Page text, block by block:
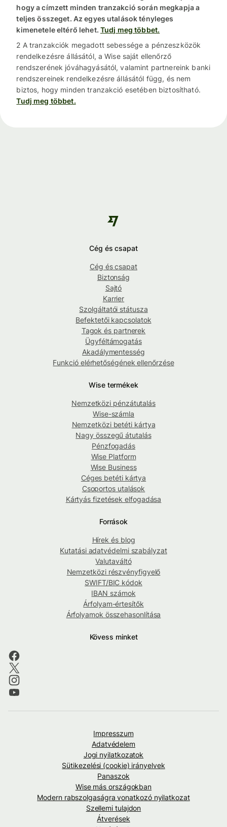
hogy a címzett minden tranzakció során megkapja a
teljes összeget. Az egyes utalások tényleges
kimenetele eltérő lehet. Tudj meg többet.
2 A tranzakciók megadott sebessége a pénzeszközök
rendelkezésre állásától, a Wise saját ellenőrző
rendszerének jóváhagyásától, valamint partnereink banki
rendszereinek rendelkezésre állásától függ, és nem
biztos, hogy minden tranzakció esetében biztosítható.
Tudj meg többet.
Cég és csapat
Cég és csapat
Biztonság
Sajtó
Karrier
Szolgáltatói státusza
Befektetői kapcsolatok
Tagok és partnerek
Ügyféltámogatás
Akadálymentesség
Funkció elérhetőségének ellenőrzése
Wise termékek
Nemzetközi pénzátutalás
Wise-számla
Nemzetközi betéti kártya
Nagy összegű átutalás
Pénzfogadás
Wise Platform
Wise Business
Céges betéti kártya
Csoportos utalások
Kártyás fizetések elfogadása
Források
Hírek és blog
Kutatási adatvédelmi szabályzat
Valutaváltó
Nemzetközi részvényfigyelő
SWIFT/BIC kódok
IBAN számok
Árfolyam-értesítők
Árfolyamok összehasonlítása
Kövess minket
Impresszum
Adatvédelem
Jogi nyilatkozatok
Sütikezelési (cookie) irányelvek
Panaszok
Wise más országokban
Modern rabszolgaságra vonatkozó nyilatkozat
Szellemi tulajdon
Átverések